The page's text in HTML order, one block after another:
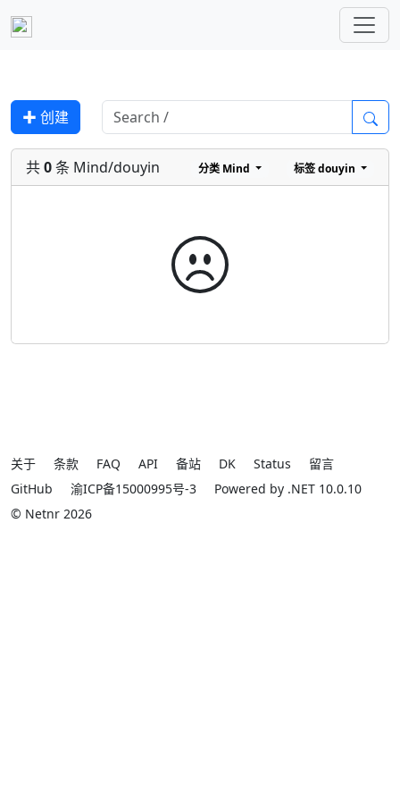
✚ 创建
共0条 Mind/douyin 分类 Mind 标签douyin
关于 条款 FAQ API 备站 DK Status
留言
GitHub
渝ICP备15000995号-3
Powered by .NET 10.0.10
© Netnr 2026